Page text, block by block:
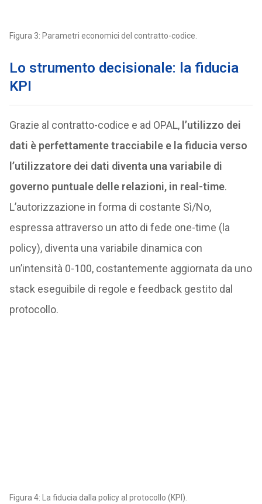
Figura 3: Parametri economici del contratto-codice.
Lo strumento decisionale: la fiducia
KPI
Grazie al contratto-codice e ad OPAL,l’utilizzo dei
dati è perfettamente tracciabile e la fiducia verso
l’utilizzatore dei dati diventa una variabile di
governo puntuale delle relazioni, in real-time.
L’autorizzazione in forma di costante Sì/No,
espressa attraverso un atto di fede one-time (la
policy), diventa una variabile dinamica con
un’intensità 0-100, costantemente aggiornata da uno
stack eseguibile di regole e feedback gestito dal
protocollo.
Figura 4: La fiducia dalla policy al protocollo (KPI).